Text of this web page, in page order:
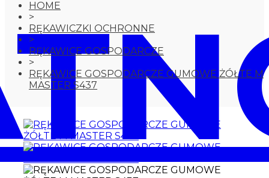
HOME
>
RĘKAWICZKI OCHRONNE
>
RĘKAWICE GOSPODARCZE
>
RĘKAWICE GOSPODARCZE GUMOWE ŻÓŁTE M
MASTER S437